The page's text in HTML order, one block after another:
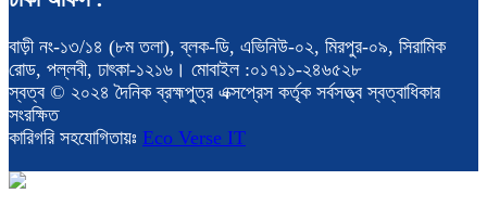
বাড়ী নং-১৩/১৪ (৮ম তলা), ব্লক-ডি, এভিনিউ-০২, মিরপুর-০৯, সিরামিক
রোড, পল্লবী, ঢাৎকা-১২১৬। মোবাইল :০১৭১১-২৪৬৫২৮
স্বত্ব © ২০২৪ দৈনিক ব্রহ্মপুত্র এক্সপ্রেস কর্তৃক সর্বসত্ত্ব স্বত্বাধিকার
সংরক্ষিত
কারিগরি সহযোগিতায়ঃ Eco Verse IT